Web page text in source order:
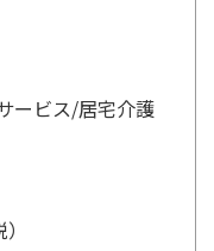
ービス/居宅介護